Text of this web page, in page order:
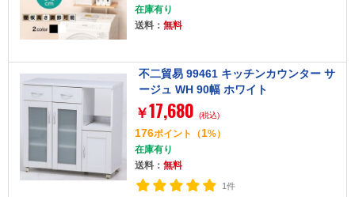
在庫有り
送料： 無料
不二貿易 99461 キッチンカウンター サ
ージュ WH 90幅 ホワイト
￥17,680 (税込)
176ポイント （1%）
在庫有り
送料： 無料
1件